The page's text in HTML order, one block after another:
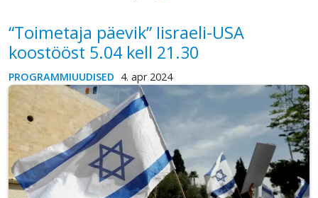
“Toimetaja päevik” Iisraeli-USA
koostööst 5.04 kell 21.30
PROGRAMMIUUDISED 4. apr 2024